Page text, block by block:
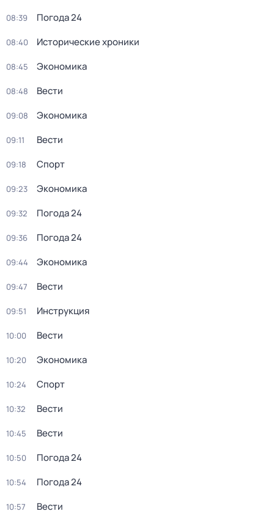
08:39 Погода 24
08:40 Исторические хроники
08:45 Экономика
08:48 Вести
09:08 Экономика
09:11 Вести
09:18 Спорт
09:23 Экономика
09:32 Погода 24
09:36 Погода 24
09:44 Экономика
09:47 Вести
09:51 Инструкция
10:00 Вести
10:20 Экономика
10:24 Спорт
10:32 Вести
10:45 Вести
10:50 Погода 24
10:54 Погода 24
10:57 Вести